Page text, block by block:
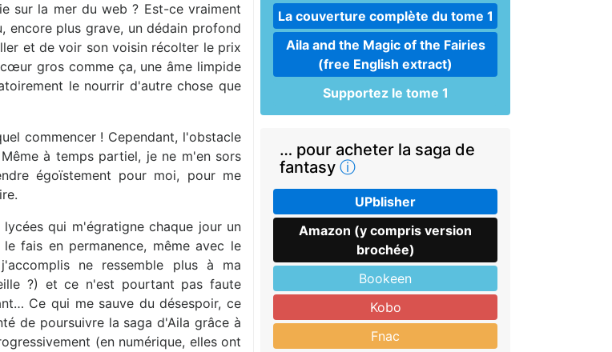
sur la mer du web ? Est-ce vraiment
encore plus grave, un dédain profond
et de voir son voisin récolter le prix
gros comme ça, une âme limpide
le nourrir d'autre chose que
commencer ! Cependant, l'obstacle
à temps partiel, je ne m'en sors
égoïstement pour moi, pour me
qui m'égratigne chaque jour un
fais en permanence, même avec le
ne ressemble plus à ma
?) et ce n'est pourtant pas faute
Ce qui me sauve du désespoir, ce
de poursuivre la saga d'Aila grâce à
(en numérique, elles ont
La couverture complète du tome 1
Aila and the Magic of the Fairies
(free English extract)
Supportez le tome 1
… pour acheter la saga de
fantasy ⓘ
UPblisher
Amazon (y compris version
brochée)
Bookeen
Kobo
Fnac